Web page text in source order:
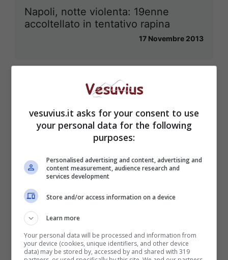
Napoli, notte violenta: 19enne
accoltellato in tentativo rapina
17 Novembre 2013
vesuvius.it asks for your consent to use
your personal data for the following
purposes:
Personalised advertising and content, advertising and
content measurement, audience research and
services development
Store and/or access information on a device
Learn more
Your personal data will be processed and information from
your device (cookies, unique identifiers, and other device
data) may be stored by, accessed by and shared with 319